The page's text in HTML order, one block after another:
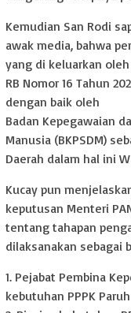
Kemudian San Rodi
awak media, bahwa
yang di keluarkan oleh
RB Nomor 16 Tahun
dengan baik oleh
Badan Kepegawaian
Manusia (BKPSDM)
Daerah dalam hal ini
Kucay pun
keputusan Menteri
tentang tahapan
dilaksanakan sebagai
1. Pejabat Pembina
kebutuhan PPPK